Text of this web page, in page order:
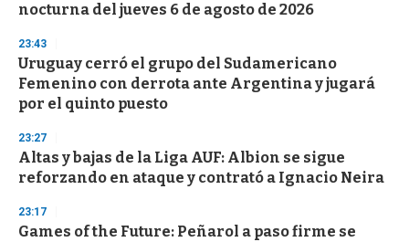
nocturna del jueves 6 de agosto de 2026
23:43
Uruguay cerró el grupo del Sudamericano
Femenino con derrota ante Argentina y jugará
por el quinto puesto
23:27
Altas y bajas de la Liga AUF: Albion se sigue
reforzando en ataque y contrató a Ignacio Neira
23:17
Games of the Future: Peñarol a paso firme se